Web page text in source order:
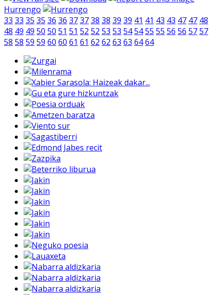
Hurrengo
33 33 35 35 36 36 373738 38 39 39 41 41 43 43 47 47 48
48 49 49 50 50 51 51 52 52 53 53 545455 55 56 56 5757
58 58 59 59 60 60 61 61 62 62 63 63 6464